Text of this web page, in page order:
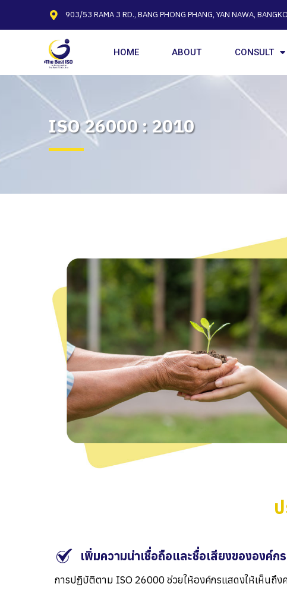
903/53 RAMA 3 RD., BANG PHONG PHANG, YAN NAWA,
HOME ABOUT CONSULT
ISO 26000 : 2010
เพิ่มความน่าเชื่อถือและชื่อเสียงขององค์ก
การปฏิบัติตาม ISO 26000ช่วยให้องค์กรแสดงให้เห็นถึ